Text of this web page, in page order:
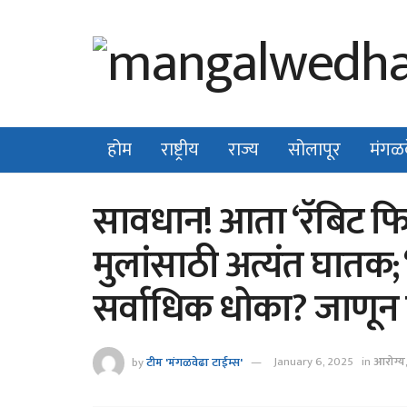
होम राष्ट्रीय राज्य सोलापूर
सावधान! आता ‘रॅबिट
मुलांसाठी अत्यंत घातक;
सर्वाधिक धोका? जाणून
byटीम 'मंगळवेढा टाईम्स' January 6, 2025 in आरोग्य,